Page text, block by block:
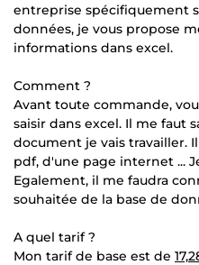
entreprise spécifiquement
données, je vous propose
informations dans excel.
Comment ?
Avant toute commande,
saisir dans excel. Il me faut
document je vais travailler.
pdf, d'une page internet ...
Egalement, il me faudra
souhaitée de la base de
A quel tarif ?
Mon tarif de base est de